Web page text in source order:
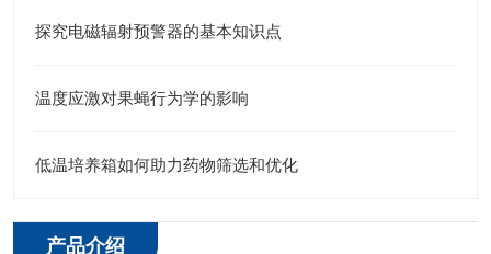
探究电磁辐射预警器的基本知识点
温度应激对果蝇行为学的影响
低温培养箱如何助力药物筛选和优化
产品介绍